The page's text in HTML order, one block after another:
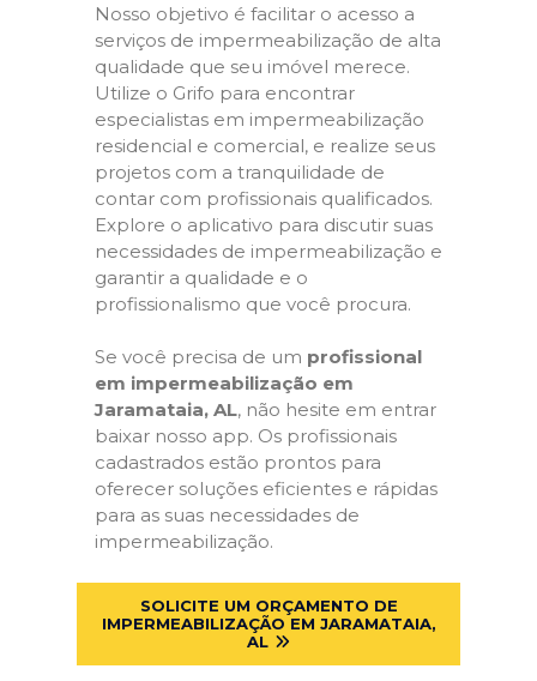
Nosso objetivo é facilitar o acesso a
serviços de impermeabilização de alta
qualidade que seu imóvel merece.
Utilize o Grifo para encontrar
especialistas em impermeabilização
residencial e comercial, e realize seus
projetos com a tranquilidade de
contar com profissionais qualificados.
Explore o aplicativo para discutir suas
necessidades de impermeabilização e
garantir a qualidade e o
profissionalismo que você procura.
Se você precisa de um profissional
em impermeabilização em
Jaramataia, AL, não hesite em entrar
baixar nosso app. Os profissionais
cadastrados estão prontos para
oferecer soluções eficientes e rápidas
para as suas necessidades de
impermeabilização.
SOLICITE UM ORÇAMENTO DE
IMPERMEABILIZAÇÃO EM JARAMATAIA,
AL